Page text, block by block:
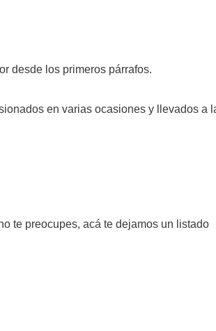
desde los primeros párrafos.
en varias ocasiones y llevados a
te preocupes, acá te dejamos un listado